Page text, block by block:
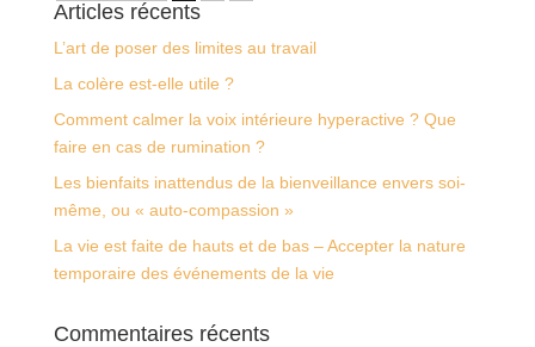
Articles récents
L’art de poser des limites au travail
La colère est-elle utile ?
Comment calmer la voix intérieure hyperactive ? Que
faire en cas de rumination ?
Les bienfaits inattendus de la bienveillance envers soi-
même, ou « auto-compassion »
La vie est faite de hauts et de bas – Accepter la nature
temporaire des événements de la vie
Commentaires récents